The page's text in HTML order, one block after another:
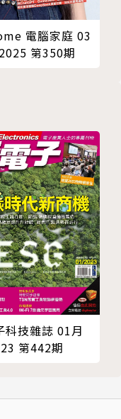
電腦家庭 03
第350期
科技雜誌 01月
第442期